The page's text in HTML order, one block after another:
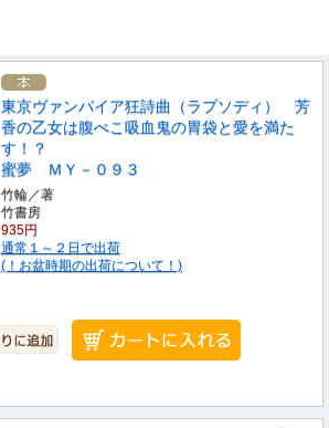
東京ヴァンパイア狂詩曲（ラプソディ） 芳
香の乙女は腹ぺこ吸血鬼の胃袋と愛を満た
す！？
蜜夢 ＭＹ－０９３
竹輪／著
竹書房
935円
通常１～２日で出荷
(！お盆時期の出荷について！)